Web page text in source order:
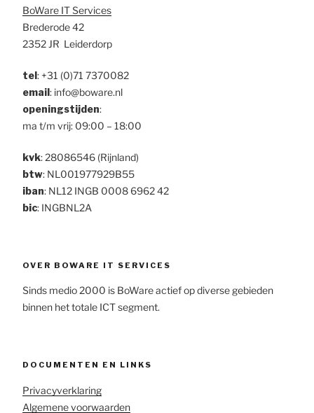
BoWare IT Services
Brederode 42
2352 JR Leiderdorp
tel: +31 (0)71 7370082
email: info@boware.nl
openingstijden:
ma t/m vrij: 09:00 – 18:00
kvk: 28086546 (Rijnland)
btw: NL001977929B55
iban: NL12 INGB 0008 6962 42
bic: INGBNL2A
OVER BOWARE IT SERVICES
Sinds medio 2000 is BoWare actief op diverse gebieden
binnen het totale ICT segment.
DOCUMENTEN EN LINKS
Privacyverklaring
Algemene voorwaarden